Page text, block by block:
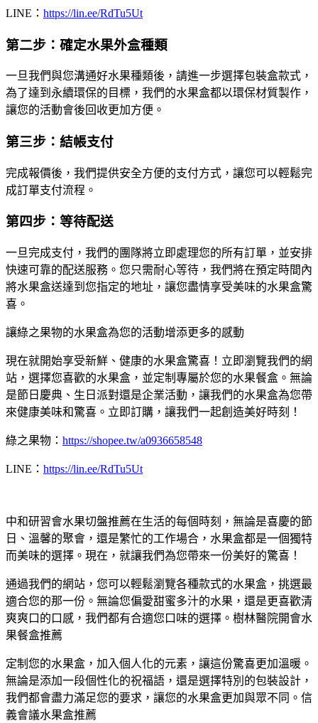
LINE： https://lin.ee/RdTu5Ut
第二步：確定水果外盒種類
一旦我們與您溝通好水果種類後，請進一步選擇包裝盒款式，
為了達到永續環保的目標，我們的水果盒都以環保材質製作，
讓您的活動會後回收更加方便。
第三步：結帳支付
完成報價後，我們提供安全方便的支付方式，讓您可以輕鬆完
成訂單支付流程。
第四步：等待配送
一旦完成支付，我們的團隊將立即處理您的所有訂單，並安排
快速可靠的配送服務。您只需耐心等待，我們將在預定時間內
將水果盒送達到您指定的地址，讓您盡情享受美味的水果盒驚
喜。
讓綠之果物的水果盒為您的活動增添更多的感動
現在就開始享受新鮮、健康的水果盒驚喜！立即瀏覽我們的網
站，選擇您喜歡的水果盒，並定制專屬於您的水果餐盒。無論
是節日慶典、生日派對還是企業活動，讓我們的水果盒為您帶
來健康美味和驚喜。立即訂購，讓我們一起創造美好時刻！
綠之果物： https://shopee.tw/a0936658548
LINE： https://lin.ee/RdTu5Ut
中和研習會水果切盤推薦在生活的每個時刻，無論是喜慶的節
日、溫馨的聚會，還是繁忙的工作場合，水果盒都是一個獨特
而美味的選擇。現在，就讓我們為您帶來一份美好的驚喜！
通過我們的網站，您可以輕鬆瀏覽各種款式的水果盒，挑選最
適合您的那一份。無論您偏愛甜蜜多汁的水果，還是更喜歡清
爽爽口的口感，我們都有合適您口味的選擇。樹林醫院開會水
果餐盒推薦
定制您的水果盒，加入個人化的元素，讓這份驚喜更加溫暖。
無論是添加一段個性化的祝福語，還是選擇特別的包裝設計，
我們都會盡力滿足您的要求，讓您的水果盒更加與眾不同。信
義會議水果盒推薦